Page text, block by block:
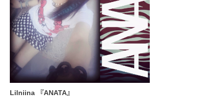
Lilniina 『ANATA』